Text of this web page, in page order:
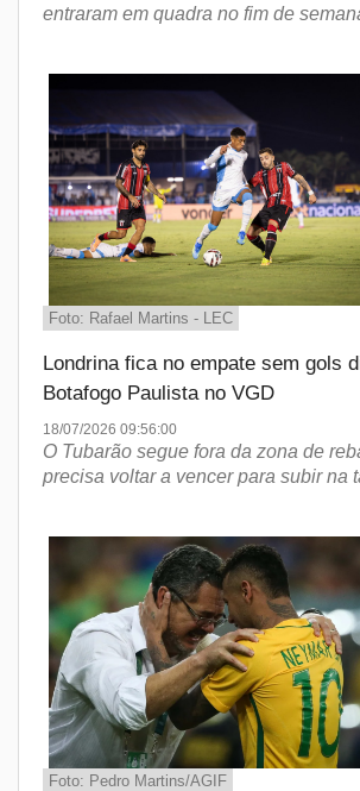
entraram em quadra no fim de
Foto: Rafael Martins - LEC
Londrina fica no empate sem gols
Botafogo Paulista no VGD
18/07/2026 09:56:00
O Tubarão segue fora da zona de
precisa voltar a vencer para subir na
Foto: Pedro Martins/AGIF